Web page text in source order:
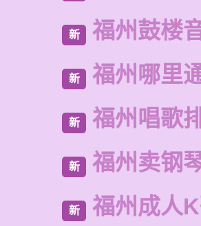
新 福州鼓楼
新 福州哪里
新 福州唱歌
新 福州卖钢
新 福州成人